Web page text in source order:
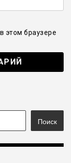
этом браузере
Поиск